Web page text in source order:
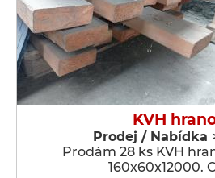
KVH
Prodej / Nabídka
Prodám 28 ks KVH
160x60x12000.